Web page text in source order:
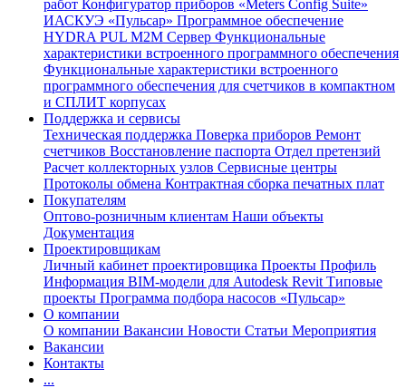
работ Конфигуратор приборов «Meters Config Suite»
ИАСКУЭ «Пульсар» Программное обеспечение
HYDRA PUL M2M Сервер Функциональные
характеристики встроенного программного обеспечения
Функциональные характеристики встроенного
программного обеспечения для счетчиков в компактном
и СПЛИТ корпусах
Поддержка и сервисы
Техническая поддержка Поверка приборов Ремонт
счетчиков Восстановление паспорта Отдел претензий
Расчет коллекторных узлов Сервисные центры
Протоколы обмена Контрактная сборка печатных плат
Покупателям
Оптово-розничным клиентам Наши объекты
Документация
Проектировщикам
Личный кабинет проектировщика Проекты Профиль
Информация BIM-модели для Autodesk Revit Типовые
проекты Программа подбора насосов «Пульсар»
О компании
О компании Вакансии Новости Статьи Мероприятия
Вакансии
Контакты
...